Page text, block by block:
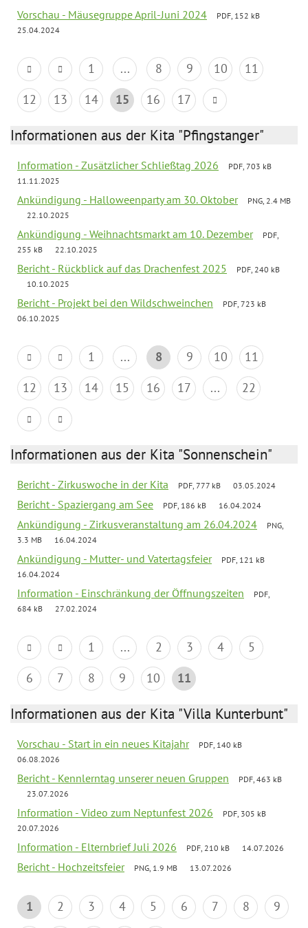
Vorschau - Mäusegruppe April-Juni 2024
PDF, 152 kB
25.04.2024
1 ... 8 9 10
11
12
13 14 15 16 17
Informationen aus der Kita "Pfingstanger"
Information - Zusätzlicher Schließtag 2026
PDF, 703 kB
11.11.2025
Ankündigung - Halloweenparty am 30. Oktober
PNG, 2.4 MB
22.10.2025
Ankündigung - Weihnachtsmarkt am 10. Dezember
PDF,
255 kB
22.10.2025
Bericht - Rückblick auf das Drachenfest 2025
PDF, 240 kB
10.10.2025
Bericht - Projekt bei den Wildschweinchen
PDF, 723 kB
06.10.2025
1 ... 8 9 10
11
12
13 14 15 16 17 ... 22
Informationen aus der Kita "Sonnenschein"
Bericht - Zirkuswoche in der Kita PDF, 777 kB 03.05.2024
Bericht - Spaziergang am See PDF, 186 kB 16.04.2024
Ankündigung - Zirkusveranstaltung am 26.04.2024
PNG,
3.3 MB
16.04.2024
Ankündigung - Mutter- und Vatertagsfeier
PDF, 121 kB
16.04.2024
Information - Einschränkung der Öffnungszeiten
PDF,
684 kB
27.02.2024
1 ... 2 3 4
5
6
7 8 9 10 11
Informationen aus der Kita "Villa Kunterbunt"
Vorschau - Start in ein neues Kitajahr
PDF, 140 kB
06.08.2026
Bericht - Kennlerntag unserer neuen Gruppen
PDF, 463 kB
23.07.2026
Information - Video zum Neptunfest 2026
PDF, 305 kB
20.07.2026
Information - Elternbrief Juli 2026 PDF, 210 kB 14.07.2026
Bericht - Hochzeitsfeier PNG, 1.9 MB 13.07.2026
1 2 3 4 5 6 7 8 9